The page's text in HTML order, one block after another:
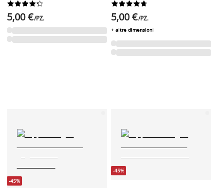






5,00 €/PZ.






5,00 €/PZ.
+ altre dimensioni
-45%
-45%